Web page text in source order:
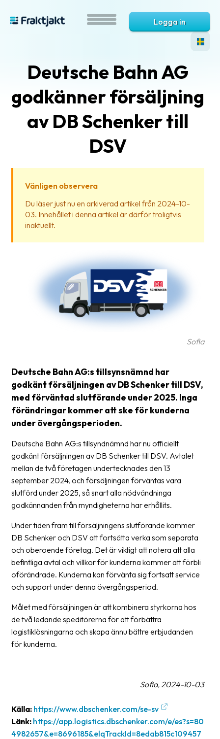
Hjälp?
Vanliga
frågor
Ordlista
Paketering
Frakthandlingar
Leveransvillkor
Upphämtningar
Manualer
Nedladdningar
Streckkodsläsare
Kundtjänst
Om
företaget
Om
Fraktjakt
Medarbetare
&
karriär
Nyhetsarkiv
Allmänna
villkor
Logga in
Deutsche Bahn AG
godkänner försäljning
av DB Schenker till
DSV
Vänligen observera
Du läser just nu en arkiverad artikel från 2024-10-
03. Innehållet i denna artikel är därför troligtvis
inaktuellt.
Sofia
Deutsche Bahn AG:s tillsynsnämnd har
godkänt försäljningen av DB Schenker till DSV,
med förväntad slutförande under 2025. Inga
förändringar kommer att ske för kunderna
under övergångsperioden.
Deutsche Bahn AG:s tillsyndnämnd har nu officiellt
godkänt försäljningen av DB Schenker till DSV. Avtalet
mellan de två företagen undertecknades den 13
september 2024, och försäljningen förväntas vara
slutförd under 2025, så snart alla nödvändninga
godkännanden från myndigheterna har erhållits.
Under tiden fram till försäljningens slutförande kommer
DB Schenker och DSV att fortsätta verka som separata
och oberoende företag. Det är viktigt att notera att alla
befintliga avtal och villkor för kunderna kommer att förbli
oförändrade. Kunderna kan förvänta sig fortsatt service
och support under denna övergångsperiod.
Målet med försäljningen är att kombinera styrkorna hos
de två ledande speditörerna för att förbättra
logistiklösningarna och skapa ännu bättre erbjudanden
för kunderna.
Sofia, 2024-10-03
Källa: https://www.dbschenker.com/se-sv
Länk: https://app.logistics.dbschenker.com/e/es?s=80
4982657&e=8696185&elqTrackId=8edab815c109457